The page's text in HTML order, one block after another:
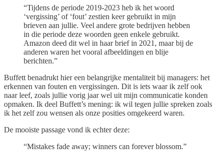
“Tijdens de periode 2019-2023 heb ik het woord
‘vergissing’ of ‘fout’ zestien keer gebruikt in mijn
brieven aan jullie. Veel andere grote bedrijven hebben
in die periode deze woorden geen enkele gebruikt.
Amazon deed dit wel in haar brief in 2021, maar bij de
anderen waren het vooral afbeeldingen en blije
berichten.”
Buffett benadrukt hier een belangrijke mentaliteit bij managers: het
erkennen van fouten en vergissingen. Dit is iets waar ik zelf ook
naar leef, zoals jullie vorig jaar wel uit mijn communicatie konden
opmaken. Ik deel Buffett’s mening: ik wil tegen jullie spreken zoals
ik het zelf zou wensen als onze posities omgekeerd waren.
De mooiste passage vond ik echter deze:
“Mistakes fade away; winners can forever blossom.”